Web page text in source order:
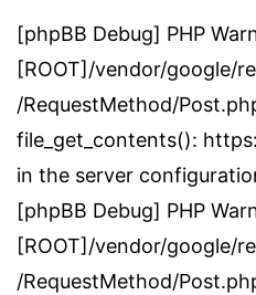
[phpBB Debug] PHP
[ROOT]/vendor/google/
/RequestMethod/
file_get_contents():
in the server
[phpBB Debug] PHP
[ROOT]/vendor/google/
/RequestMethod/